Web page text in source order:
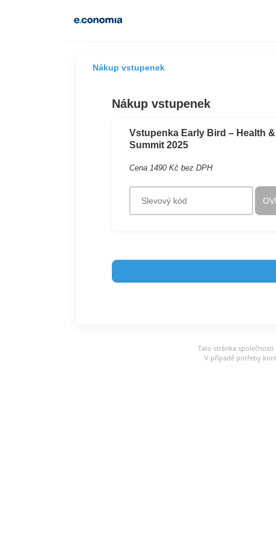
Nákup vstupenek
Nákup vstupenek
Vstupenka Early Bird – Health
Summit 2025
Cena 1490 Kč bez DPH
Slevový kód
Tato stránka společnosti
V případě potřeby